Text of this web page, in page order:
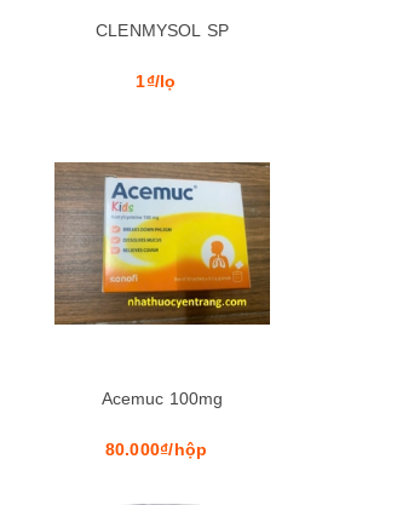
CLENMYSOL SP
1₫/lọ
Xem nhanh Xem nhanh
Acemuc 100mg
80.000₫/hộp